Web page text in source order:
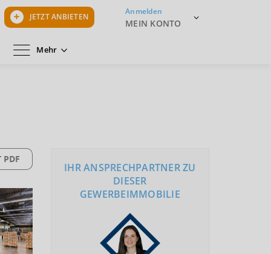
JETZT ANBIETEN
Anmelden
MEIN KONTO
Mehr
PDF
IHR ANSPRECHPARTNER ZU
DIESER
GEWERBEIMMOBILIE